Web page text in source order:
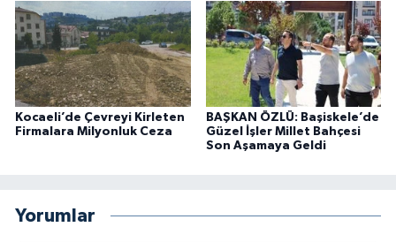
Kocaeli’de Çevreyi Kirleten
Firmalara Milyonluk Ceza
BAŞKAN ÖZLÜ: Başiskele’de
Güzel İşler Millet Bahçesi
Son Aşamaya Geldi
Yorumlar